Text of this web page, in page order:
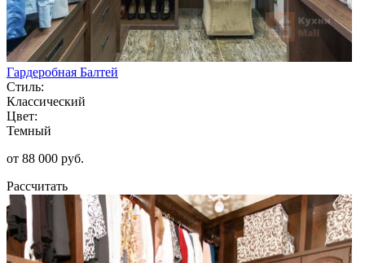
Гардеробная Балтей
Стиль:
Классический
Цвет:
Темный
от 88 000 руб.
Рассчитать